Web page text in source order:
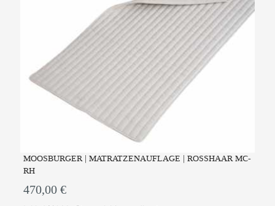
MOOSBURGER | MATRATZENAUFLAGE | ROSSHAAR MC-
RH
470,00 €